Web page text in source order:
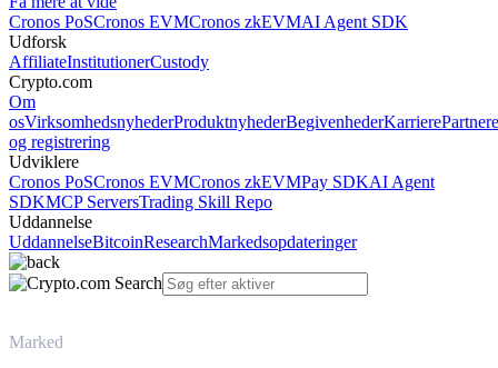
Cronos PoSCronos EVMCronos zkEVMAI Agent SDK
Udforsk
AffiliateInstitutionerCustody
Crypto.com
Om
osVirksomhedsnyhederProduktnyhederBegivenhederKarrierePartnere
og registrering
Udviklere
Cronos PoSCronos EVMCronos zkEVMPay SDKAI Agent
SDKMCP ServersTrading Skill Repo
Uddannelse
UddannelseBitcoinResearchMarkedsopdateringer
Marked